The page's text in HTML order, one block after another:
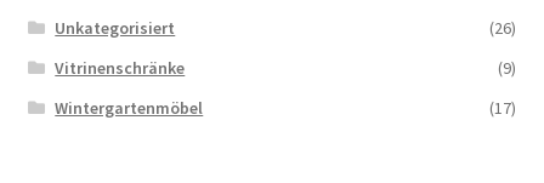
Unkategorisiert
(26)
Vitrinenschränke
(9)
Wintergartenmöbel
(17)